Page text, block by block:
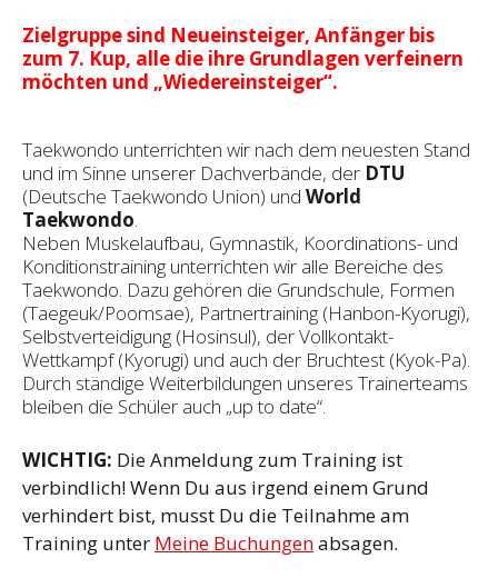
Zielgruppe sind Neueinsteiger, Anfänger bis
zum 7. Kup, alle die ihre Grundlagen verfeinern
möchten und „Wiedereinsteiger“.
Taekwondo unterrichten wir nach dem neuesten Stand
und im Sinne unserer Dachverbände, der DTU
(Deutsche Taekwondo Union) und World
Taekwondo.
Neben Muskelaufbau, Gymnastik, Koordinations- und
Konditionstraining unterrichten wir alle Bereiche des
Taekwondo. Dazu gehören die Grundschule, Formen
(Taegeuk/Poomsae), Partnertraining (Hanbon-Kyorugi),
Selbstverteidigung (Hosinsul), der Vollkontakt-
Wettkampf (Kyorugi) und auch der Bruchtest (Kyok-Pa).
Durch ständige Weiterbildungen unseres Trainerteams
bleiben die Schüler auch „up to date“.
WICHTIG: Die Anmeldung zum Training ist
verbindlich! Wenn Du aus irgend einem Grund
verhindert bist, musst Du die Teilnahme am
Training unter Meine Buchungenabsagen.